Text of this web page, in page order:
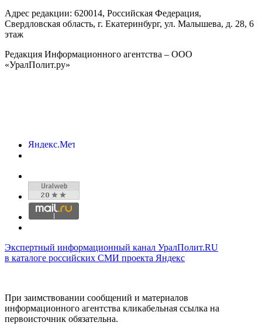
Адрес редакции: 620014, Российская Федерация,
Свердловская область, г. Екатеринбург, ул. Малышева, д. 28, 6
этаж
Редакция Информационного агентства – ООО
«УралПолит.ру»
Экспертный информационный канал УралПолит.RU
в каталоге российских СМИ проекта Яндекс
При заимствовании сообщений и материалов
информационного агентства кликабельная ссылка на
первоисточник обязательна.